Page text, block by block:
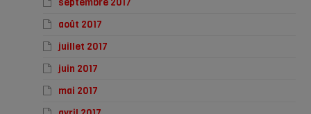
août 2017
juillet 2017
juin 2017
mai 2017